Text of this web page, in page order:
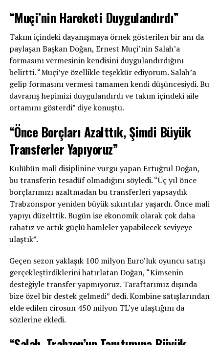
“Muçi’nin Hareketi Duygulandırdı”
Takım içindeki dayanışmaya örnek gösterilen bir anı da
paylaşan Başkan Doğan, Ernest Muçi’nin Salah’a
formasını vermesinin kendisini duygulandırdığını
belirtti. “Muçi’ye özellikle teşekkür ediyorum. Salah’a
gelip formasını vermesi tamamen kendi düşüncesiydi. Bu
davranış hepimizi duygulandırdı ve takım içindeki aile
ortamını gösterdi” diye konuştu.
“Önce Borçları Azalttık, Şimdi Büyük
Transferler Yapıyoruz”
Kulübün mali disiplinine vurgu yapan Ertuğrul Doğan,
bu transferin tesadüf olmadığını söyledi. “Üç yıl önce
borçlarımızı azaltmadan bu transferleri yapsaydık
Trabzonspor yeniden büyük sıkıntılar yaşardı. Önce mali
yapıyı düzelttik. Bugün ise ekonomik olarak çok daha
rahatız ve artık güçlü hamleler yapabilecek seviyeye
ulaştık”.
Geçen sezon yaklaşık 100 milyon Euro’luk oyuncu satışı
gerçekleştirdiklerini hatırlatan Doğan, “Kimsenin
desteğiyle transfer yapmıyoruz. Taraftarımız dışında
bize özel bir destek gelmedi” dedi. Kombine satışlarından
elde edilen cirosun 450 milyon TL’ye ulaştığını da
sözlerine ekledi.